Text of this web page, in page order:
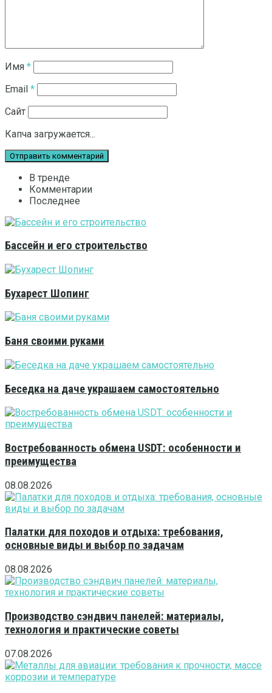
Имя *
Email *
Сайт
Капча загружается...
В тренде
Комментарии
Последнее
Бассейн и его строительство
Бухарест Шопинг
Баня своими руками
Беседка на даче украшаем самостоятельно
Востребованность обмена USDT: особенности и
преимущества
08.08.2026
Палатки для походов и отдыха: требования,
основные виды и выбор по задачам
08.08.2026
Производство сэндвич панелей: материалы,
технология и практические советы
07.08.2026